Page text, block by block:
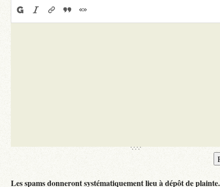
Les spams donneront systématiquement lieu à dépôt de